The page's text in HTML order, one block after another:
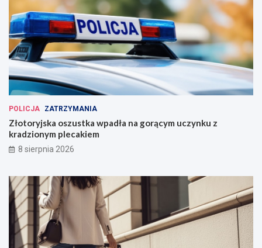
POLICJA ZATRZYMANIA
Złotoryjska oszustka wpadła na gorącym uczynku z
kradzionym plecakiem
8 sierpnia 2026